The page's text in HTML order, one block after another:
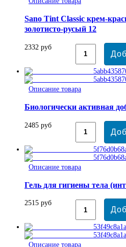
Sano Tint Classic крем-
золотисто-русый 12
2332 руб
Описание товара
Биологически активная
2485 руб
Описание товара
Гель для гигиены тела
2515 руб
Описание товара